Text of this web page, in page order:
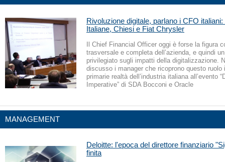
Rivoluzione digitale, parlano i CFO
Italiane, Chiesi e Fiat Chrysler
Il Chief Financial Officer oggi è forse la figura
trasversale e completa dell’azienda, e quindi
privilegiato sugli impatti della digitalizzazione.
discusso i manager che ricoprono questo ruolo
primarie realtà dell’industria italiana all’evento
Imperative” di SDA Bocconi e Oracle
MANAGEMENT
Deloitte: l'epoca del direttore finanziario
finita